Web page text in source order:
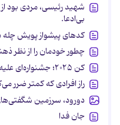
شهید رئیسی، مردی بود
بی‌ادعا.
کدهای پیشواز پویش
چطور خودمان را از نظر ذهنی ۳۸ برابر قوی‌تر
کن ۲۰۲۵؛ جشنواره‌ای علیه خانواده
راز افرادی که کمتر ضرر
دورود، سرزمین
جان فدا